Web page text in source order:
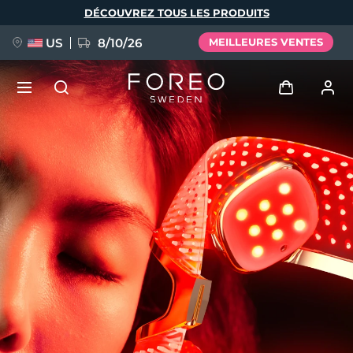
DÉCOUVREZ TOUS LES PRODUITS
US 8/10/26 MEILLEURES VENTES
Se connecter
Profil de l'utilisateur
Mes appareils
Mes commandes
Mes adresses
Mes abonnements
NOUVEAU
FAQ™ Pure Beauty-Tech Elixir
BREAKING NEWS
issa™ Teeth Whitening Set
Langue
English Deutsch
Español
Français
Italiano
Português
Polski
Svenska
Русский
Türkçe
简体中文 繁體中文